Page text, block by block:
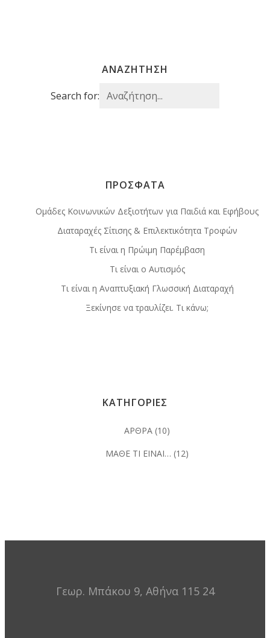
ΑΝΑΖΗΤΗΣΗ
Search for:
ΠΡΟΣΦΑΤΑ
Ομάδες Κοινωνικών Δεξιοτήτων για Παιδιά και Εφήβους
Διαταραχές Σίτισης & Επιλεκτικότητα Τροφών
Τι είναι η Πρώιμη Παρέμβαση
Τι είναι ο Αυτισμός
Τι είναι η Αναπτυξιακή Γλωσσική Διαταραχή
Ξεκίνησε να τραυλίζει. Τι κάνω;
ΚΑΤΗΓΟΡΙΕΣ
ΑΡΘΡΑ (10)
ΜΑΘΕ ΤΙ ΕΙΝΑΙ… (12)
Γεωρ. Μπάκου 9, Αθήνα 115 24